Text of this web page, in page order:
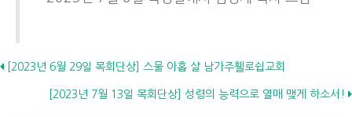
Posts
navigation
[2023년 6월 29일 목회단상] 스물 아홉 살 남가주휄로쉽교회
[2023년 7월 13일 목회단상] 성령의 능력으로 열매 맺게 하소서!